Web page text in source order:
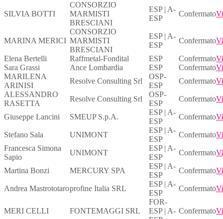
SILVIA BOTTI
CONSORZIO
MARMISTI
BRESCIANI
ESP | A-
ESP
Confermato
MARINA MERICI
CONSORZIO
MARMISTI
BRESCIANI
ESP | A-
ESP
Confermato
Elena Bertelli Raffmetal-Fondital ESP Confermato
Sara Grassi
Ance Lombardia ESP Confermato
MARILENA
ARINISI
Resolve Consulting Srl
OSP-
ESP
Confermato
ALESSANDRO
RASETTA
Resolve Consulting Srl
OSP-
ESP
Confermato
Giuseppe Lancini SMEUP S.p.A.
ESP | A-
ESP
Confermato
Stefano Sala UNIMONT
ESP | A-
ESP
Confermato
Francesca Simona
Sapio
UNIMONT
ESP | A-
ESP
Confermato
Martina Bonzi MERCURY SPA
ESP | A-
ESP
Confermato
Andrea Mastrototaroprofine Italia SRL
ESP | A-
ESP
Confermato
MERI CELLI FONTEMAGGI SRL
FOR-
ESP | A- Confermato